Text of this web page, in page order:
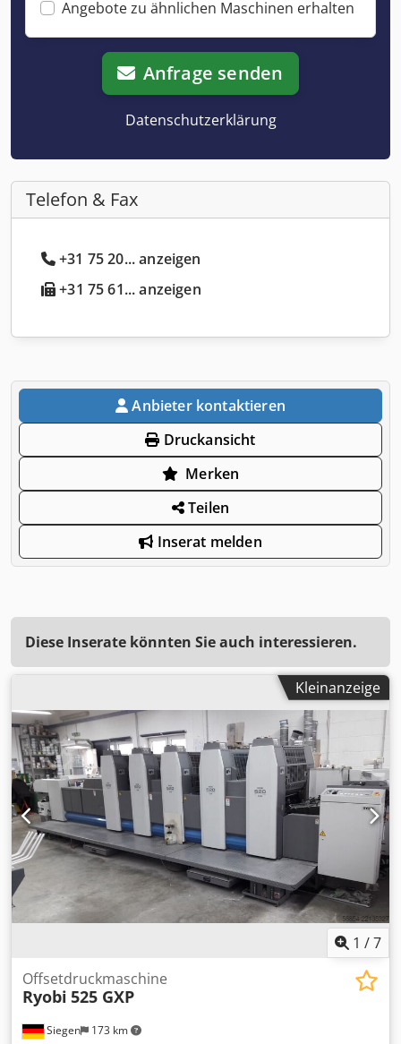
Angebote zu ähnlichen Maschinen erhalten
Anfrage senden
Datenschutzerklärung
Telefon & Fax
+31 75 20... anzeigen
+31 75 61... anzeigen
Anbieter kontaktieren
Druckansicht
Merken
Teilen
Inserat melden
Diese Inserate könnten Sie auch interessieren.
Kleinanzeige
1 /7
Siegen 173 km
Offsetdruckmaschine
Ryobi 525 GXP